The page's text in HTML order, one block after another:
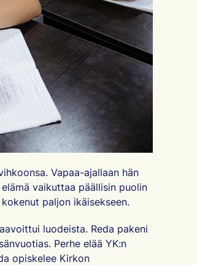
Vapaa-ajallaan hän
vaikuttaa päällisin puolin
paljon ikäisekseen.
luodeista. Reda pakeni
Perhe elää YK:n
opiskelee Kirkon